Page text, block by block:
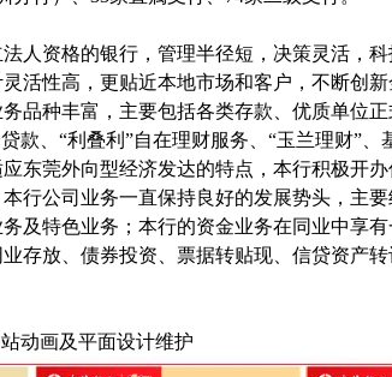
人资格的银行，管理半径短，决策灵活，
活性高，更贴近本地市场和客户，不断创
品种丰富，主要包括各类存款、优质单位
款、“利叠利”自在理财服务、“玉兰理财”、
东莞外向型经济发达的特点，本行积极开办
行公司业务一直保持良好的发展势头，主
及特色业务；本行的资金业务在同业中享
存放、债券投资、票据转贴现、信贷资产转
动画及平面设计维护